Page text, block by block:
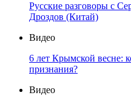
Русские разговоры с
Дроздов (Китай)
Видео
6 лет Крымской весне:
признания?
Видео